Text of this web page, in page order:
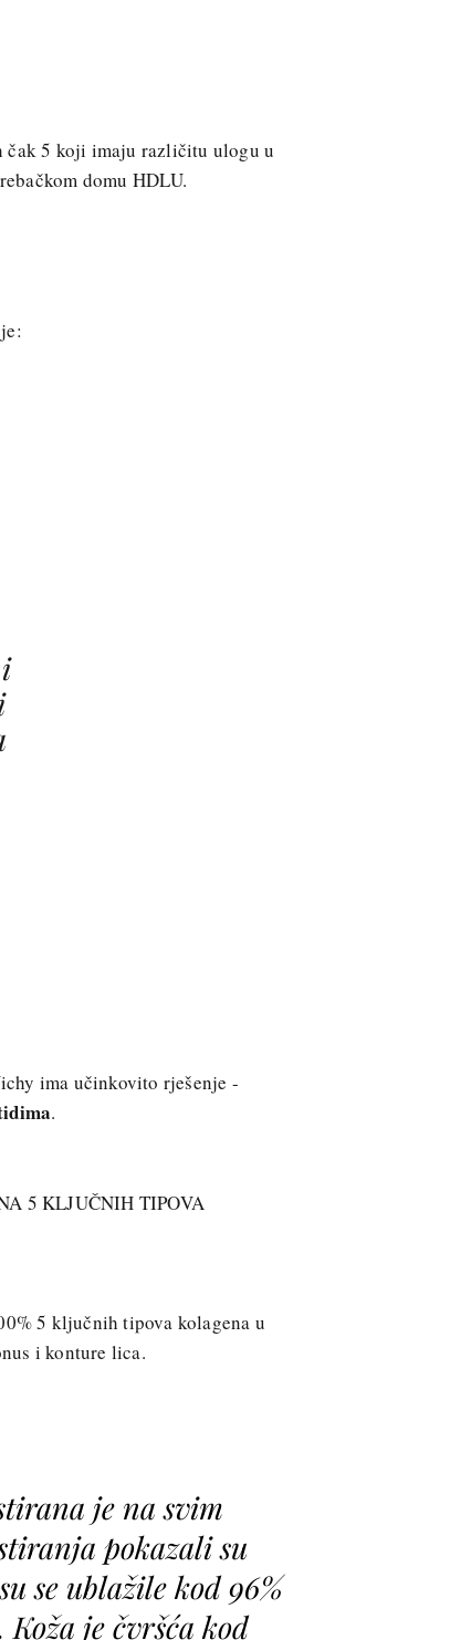
čak 5 koji imaju različitu ulogu u
domu HDLU.
ima učinkovito rješenje -
.
5 KLJUČNIH TIPOVA
5 ključnih tipova kolagena u
i konture lica.
je na svim
pokazali su
se ublažile kod 96%
Koža je čvršća kod